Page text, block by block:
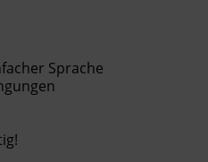
und
werden kann.)
Sprache